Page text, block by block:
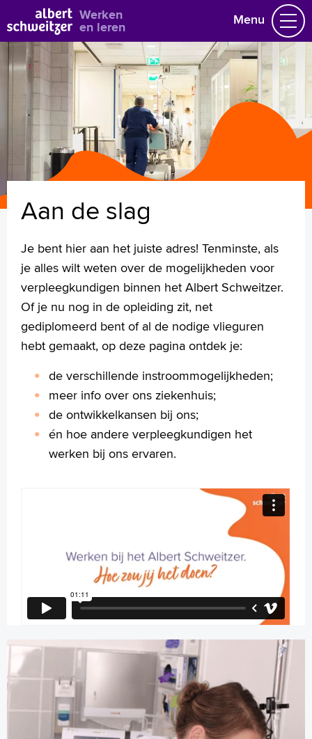
Werken
en leren Menu
Vacatures
Vakgebieden
Opleidingen & Stages
Flexibel werken
Hoe wij het doen
Vrijwilligerswerk
Job alert
Naar home asz.nl
Bekijk alle vacatures
Aan de slag
Je bent hier aan het juiste adres! Tenminste, als
je alles wilt weten over de mogelijkheden voor
verpleegkundigen binnen het Albert Schweitzer.
Of je nu nog in de opleiding zit, net
gediplomeerd bent of al de nodige vlieguren
hebt gemaakt, op deze pagina ontdek je:
de verschillende instroommogelijkheden;
meer info over ons ziekenhuis;
de ontwikkelkansen bij ons;
én hoe andere verpleegkundigen het
werken bij ons ervaren.